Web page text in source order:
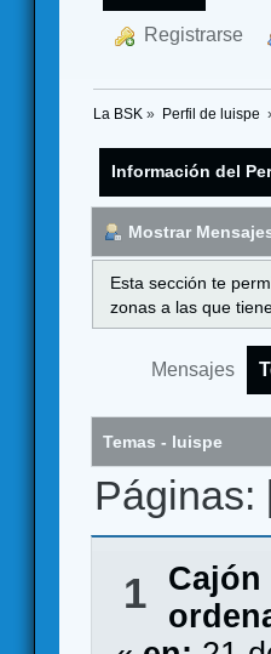
Registrarse
La BSK » Perfil de luispe
Información del
Mostrar
Esta sección te
zonas a las que
Mensajes
Temas - luispe
Páginas:
1 Cajón